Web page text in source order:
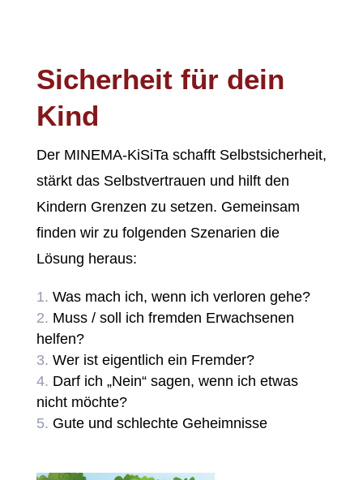
Sicherheit für dein
Kind
Der MINEMA-KiSiTa schafft Selbstsicherheit,
stärkt das Selbstvertrauen und hilft den
Kindern Grenzen zu setzen. Gemeinsam
finden wir zu folgenden Szenarien die
Lösung heraus:
Was mach ich, wenn ich verloren gehe?
Muss / soll ich fremden Erwachsenen
helfen?
Wer ist eigentlich ein Fremder?
Darf ich „Nein“ sagen, wenn ich etwas
nicht möchte?
Gute und schlechte Geheimnisse